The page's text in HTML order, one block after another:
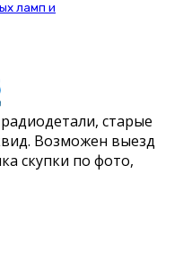
ламп и
старые
Возможен выезд
скупки по фото,